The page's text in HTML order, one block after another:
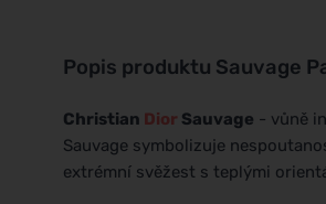
Popis produktu Sauvage
Christian Dior Sauvage - vůně
Sauvage symbolizuje
extrémní svěžest s teplými